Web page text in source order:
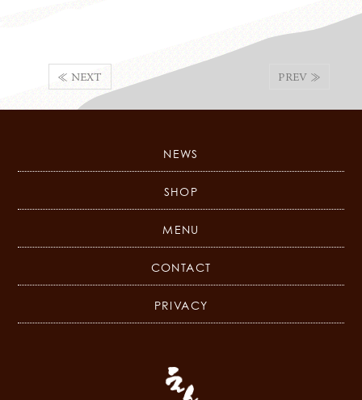
≪ NEXT PREV ≫
NEWS
SHOP
MENU
CONTACT
PRIVACY